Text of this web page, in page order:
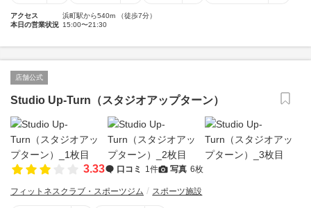
アクセス
浜町駅から540m （徒歩7分）
本日の営業状況 15:00〜21:30
店舗公式
Studio Up-Turn（スタジオアップターン）
3.33 口コミ 1件 写真 6枚
フィットネスクラブ・スポーツジム スポーツ施設